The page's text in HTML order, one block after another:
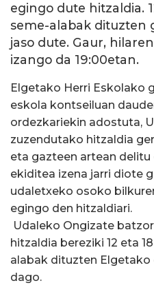
egingo dute hitzaldia.
seme-alabak dituzten
jaso dute. Gaur,
izango da 19:00etan.
Elgetako Herri Eskolako
eskola kontseiluan
ordezkariekin adostuta,
zuzendutako hitzaldia
eta gazteen artean
ekiditea izena jarri diote
udaletxeko osoko
egingo den hitzaldiari.
Udaleko Ongizate
hitzaldia bereziki 12 eta
alabak dituzten Elgetako
dago.